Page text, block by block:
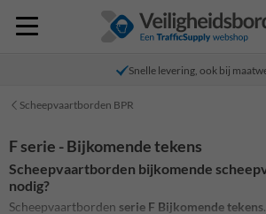
Snelle levering, ook bij
Scheepvaartborden BPR
F serie - Bijkomende tekens
Scheepvaartborden bijkomende
nodig?
Scheepvaartborden serie F Bijkomende tekens